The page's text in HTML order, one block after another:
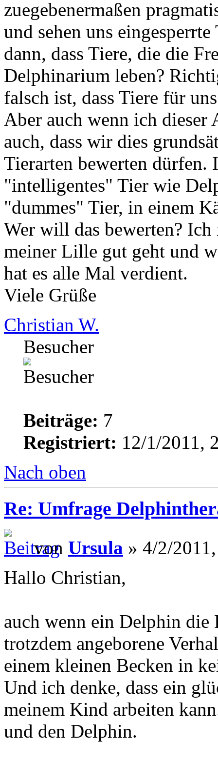
zuegebenermaßen
und sehen uns
dann, dass Tiere, die die
Delphinarium leben?
falsch ist, dass Tiere für
Aber auch wenn ich dieser
auch, dass wir dies
Tierarten bewerten
"intelligentes" Tier wie
"dummes" Tier, in einem
Wer will das bewerten?
meiner Lille gut geht und
hat es alle Mal verdient.
Viele Grüße
Christian W.
Besucher
Beiträge: 7
Registriert: 12/1/2011,
Nach oben
Re: Umfrage
von Ursula » 4/2/
Hallo Christian,
auch wenn ein Delphin
trotzdem angeborene
einem kleinen Becken in
Und ich denke, dass ein
meinem Kind arbeiten
und den Delphin.